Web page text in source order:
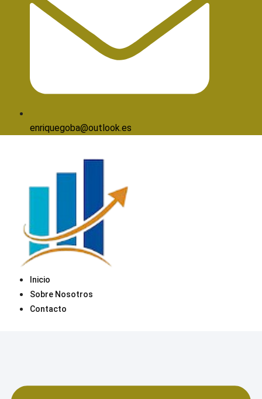
enriquegoba@outlook.es
Inicio
Sobre Nosotros
Contacto